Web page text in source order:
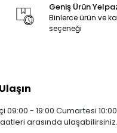
Geniş Ürün
Binlerce ürün ve
seçeneği
09:00 - 19:00 Cumartesi
arasında ulaşabilirsiniz.